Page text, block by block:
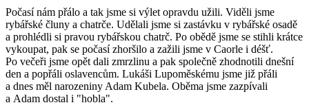
Počasí nám přálo a tak jsme si výlet opravdu užili. Viděli jsme
rybářské čluny a chatrče. Udělali jsme si zastávku v rybářské osadě
a prohlédli si pravou rybářskou chatrč. Po obědě jsme se stihli krátce
vykoupat, pak se počasí zhoršilo a zažili jsme v Caorle i déšť.
Po večeři jsme opět dali zmrzlinu a pak společně zhodnotili dnešní
den a popřáli oslavencům. Lukáši Lupoměskému jsme již přáli
a dnes měl narozeniny Adam Kubela. Oběma jsme zazpívali
a Adam dostal i "hobla".